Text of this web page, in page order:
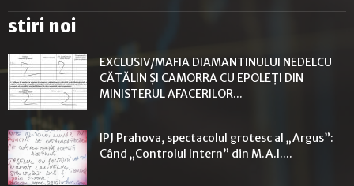
stiri noi
EXCLUSIV/MAFIA DIAMANTINULUI NEDELCU
CĂTĂLIN ȘI CAMORRA CU EPOLEȚI DIN
MINISTERUL AFACERILOR...
IPJ Prahova, spectacolul grotesc al „Argus”:
Când „Controlul Intern” din M.A.I....